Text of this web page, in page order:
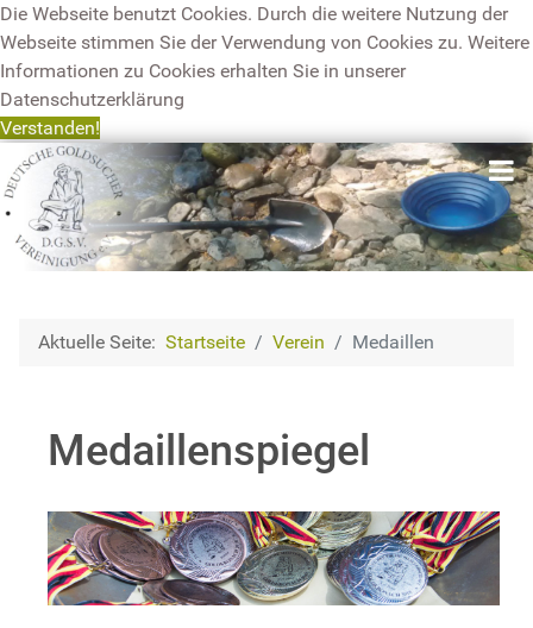
Die Webseite benutzt Cookies. Durch die weitere Nutzung der
Webseite stimmen Sie der Verwendung von Cookies zu. Weitere
Informationen zu Cookies erhalten Sie in unserer
Datenschutzerklärung
Verstanden!
Aktuelle Seite: Startseite Verein Medaillen
Medaillenspiegel